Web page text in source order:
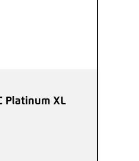
Platinum XL